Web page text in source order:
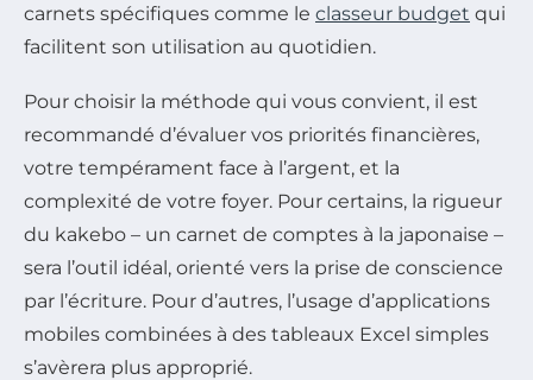
carnets spécifiques comme le classeur budget qui
facilitent son utilisation au quotidien.
Pour choisir la méthode qui vous convient, il est
recommandé d’évaluer vos priorités financières,
votre tempérament face à l’argent, et la
complexité de votre foyer. Pour certains, la rigueur
du kakebo – un carnet de comptes à la japonaise –
sera l’outil idéal, orienté vers la prise de conscience
par l’écriture. Pour d’autres, l’usage d’applications
mobiles combinées à des tableaux Excel simples
s’avèrera plus approprié.